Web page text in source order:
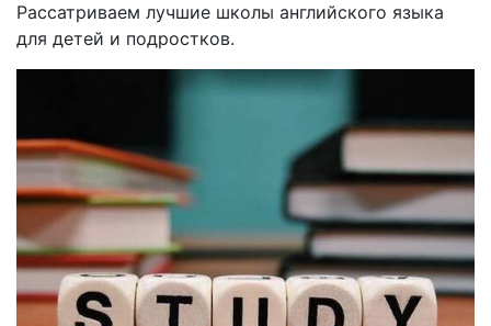
Рассатриваем лучшие школы английского языка
для детей и подростков.